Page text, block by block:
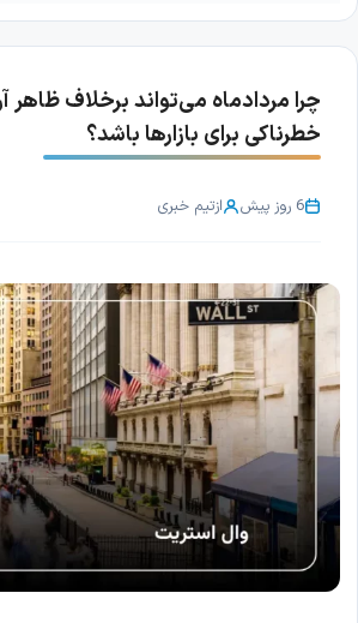
چرا مردادماه می‌تواند برخلاف ظاهر
خطرناکی برای بازارها باشد؟
6 روز پیش ازتیم خبری